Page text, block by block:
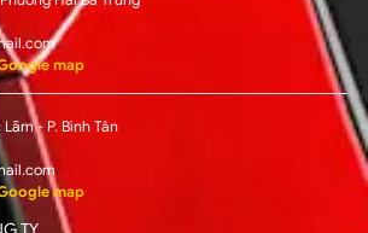
map
- P. Bình Tân
map